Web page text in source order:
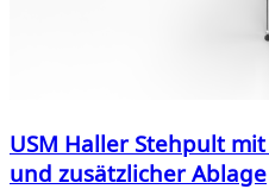
USM Haller Stehpult
und zusätzlicher Ablage